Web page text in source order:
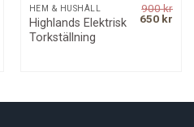
Current
HEM & HUSHÅLL
Highlands Elektrisk
Torkställning
900kr
Original
650 kr